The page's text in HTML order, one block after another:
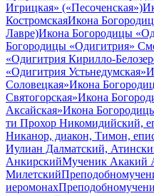
Игрицкая» («Песоченская»)
КостромскаяИкона
Лавре)Икона Богородицы
Богородицы «Одигитрия»
«Одигитрия Кирилло-
«Одигитрия Устьнедумская»
Соловецкая»Икона
Святогорская»Икона
Аксайская»Икона
ти Прохор Никомидийский,
Никанор, диакон, Тимон,
Иулиан Далматский,
АнкирскийМученик Акакий
Милетский
иеромонах